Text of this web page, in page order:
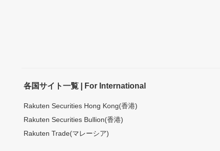
各国サイト一覧 | For International
Rakuten Securities Hong Kong(香港)
Rakuten Securities Bullion(香港)
Rakuten Trade(マレーシア)